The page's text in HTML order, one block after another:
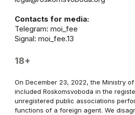
Contacts for media:
Telegram: moi_fee
Signal: moi_fee.13
18+
On December 23, 2022, the Ministry
included Roskomsvoboda in the
unregistered public associations
functions of a foreign agent. We